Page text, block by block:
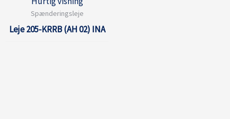
Spænderingsleje
Leje 205-KRRB (AH 02) INA